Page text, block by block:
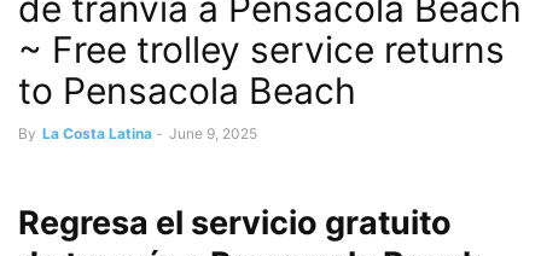
~ Free trolley service returns
to Pensacola Beach
By La Costa Latina - June 9, 2025
Regresa el servicio gratuito